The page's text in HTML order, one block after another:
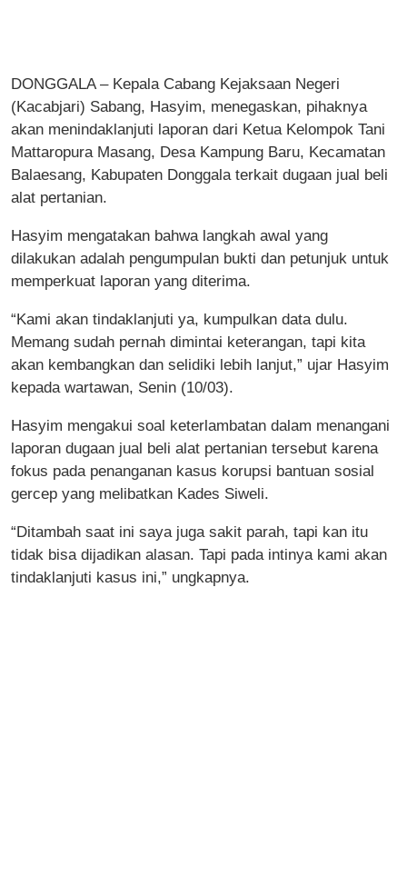
DONGGALA – Kepala Cabang Kejaksaan Negeri
(Kacabjari) Sabang, Hasyim, menegaskan, pihaknya
akan menindaklanjuti laporan dari Ketua Kelompok Tani
Mattaropura Masang, Desa Kampung Baru, Kecamatan
Balaesang, Kabupaten Donggala terkait dugaan jual beli
alat pertanian.
Hasyim mengatakan bahwa langkah awal yang
dilakukan adalah pengumpulan bukti dan petunjuk untuk
memperkuat laporan yang diterima.
“Kami akan tindaklanjuti ya, kumpulkan data dulu.
Memang sudah pernah dimintai keterangan, tapi kita
akan kembangkan dan selidiki lebih lanjut,” ujar Hasyim
kepada wartawan, Senin (10/03).
Hasyim mengakui soal keterlambatan dalam menangani
laporan dugaan jual beli alat pertanian tersebut karena
fokus pada penanganan kasus korupsi bantuan sosial
gercep yang melibatkan Kades Siweli.
“Ditambah saat ini saya juga sakit parah, tapi kan itu
tidak bisa dijadikan alasan. Tapi pada intinya kami akan
tindaklanjuti kasus ini,” ungkapnya.